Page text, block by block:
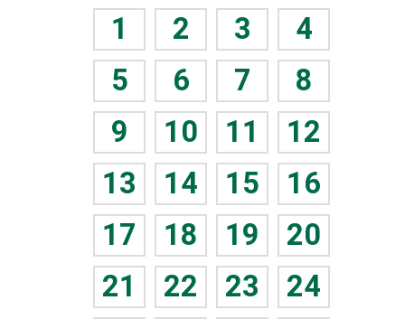
1 2 3
4
5
6 7
8
9
10 11
12
13
14 15
16
17
18 19
20
21
22 23
24